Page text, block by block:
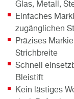
Glas, Metall,
Einfaches
zugänglichen
Präzises
Strichbreite
Schnell
Bleistift
Kein lästiges